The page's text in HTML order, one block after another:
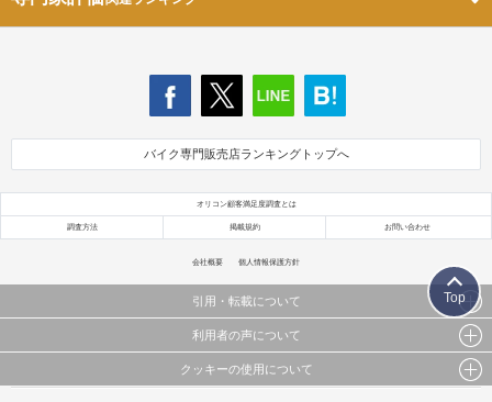
バイク専門販売店ランキングトップへ
オリコン顧客満足度調査とは
調査方法 掲載規約 お問い合わせ
会社概要 個人情報保護方針
引用・転載について
当サイトで公開されている情報（文字、写真、イラスト、画像データ等）及びこれらの配置・
これらの情報を権利者の許可なく無断転載・複製などの二次利用を行うことは固く禁じており
利用者の声について
当サイトに掲載している内容はすべてサービスの利用者が提出された見解・感想です。
クッキーの使用について
Top